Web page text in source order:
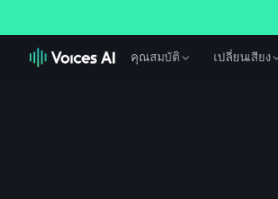
คุณสมบัติ เปลี่ยนเสียง